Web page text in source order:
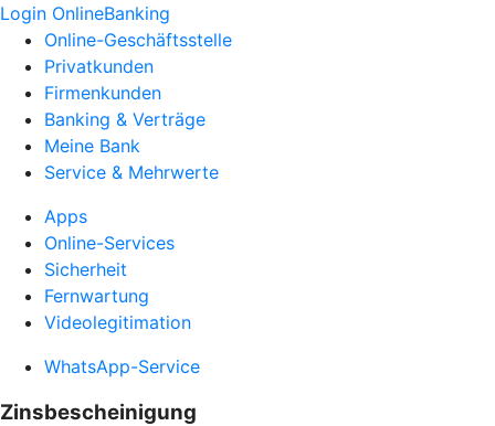
Login OnlineBanking
Online-Geschäftsstelle
Privatkunden
Firmenkunden
Banking & Verträge
Meine Bank
Service & Mehrwerte
Apps
Online-Services
Sicherheit
Fernwartung
Videolegitimation
WhatsApp-Service
Zinsbescheinigung